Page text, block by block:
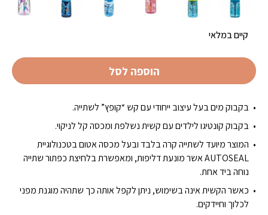
בקבוק מים בעל עיצוב ייחודי עם קש “קופץ” לשתייה.
בקבוק קונטיגו לילדים עם קשית נשלפת ומכסה קל לניקוי.
המוצר מיועד לשתייה קרה בלבד ובעל מכסה אטום בטכנולוגיית
AUTOSEAL אשר מונעת דליפות, ומאפשרת בלחיצת כפתור שתייה
נוחה ביד אחת.
כאשר הקשית אינה בשימוש, ניתן לקפל אותה כך שתהיה מוגנת מפני
לכלוך וחיידקים.
קיים במלאי
הוספה לסל